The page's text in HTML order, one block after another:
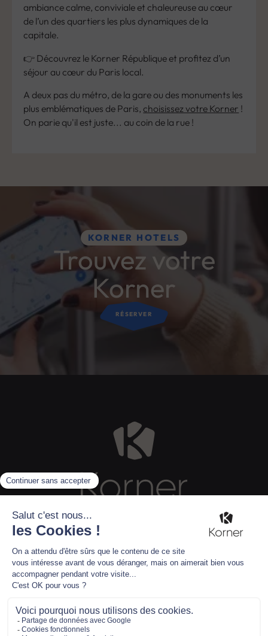
ambiance calme, conviviale et chaleureuse au cœur
de l’un des quartiers les plus dynamiques de la
capitale.
👉 Découvrez le Korner République et profitez d’un
séjour au cœur du Paris local.
A deux pas du métro, de la gare ou des monuments les
plus emblématiques de Paris, choisissez votre Korner !
On parie qu'il est juste... au coin de la rue !
KORNER HOTELS
Trouvez votre
Korner
RÉSERVER
NOS HOTELS
CONTACT HOTELS